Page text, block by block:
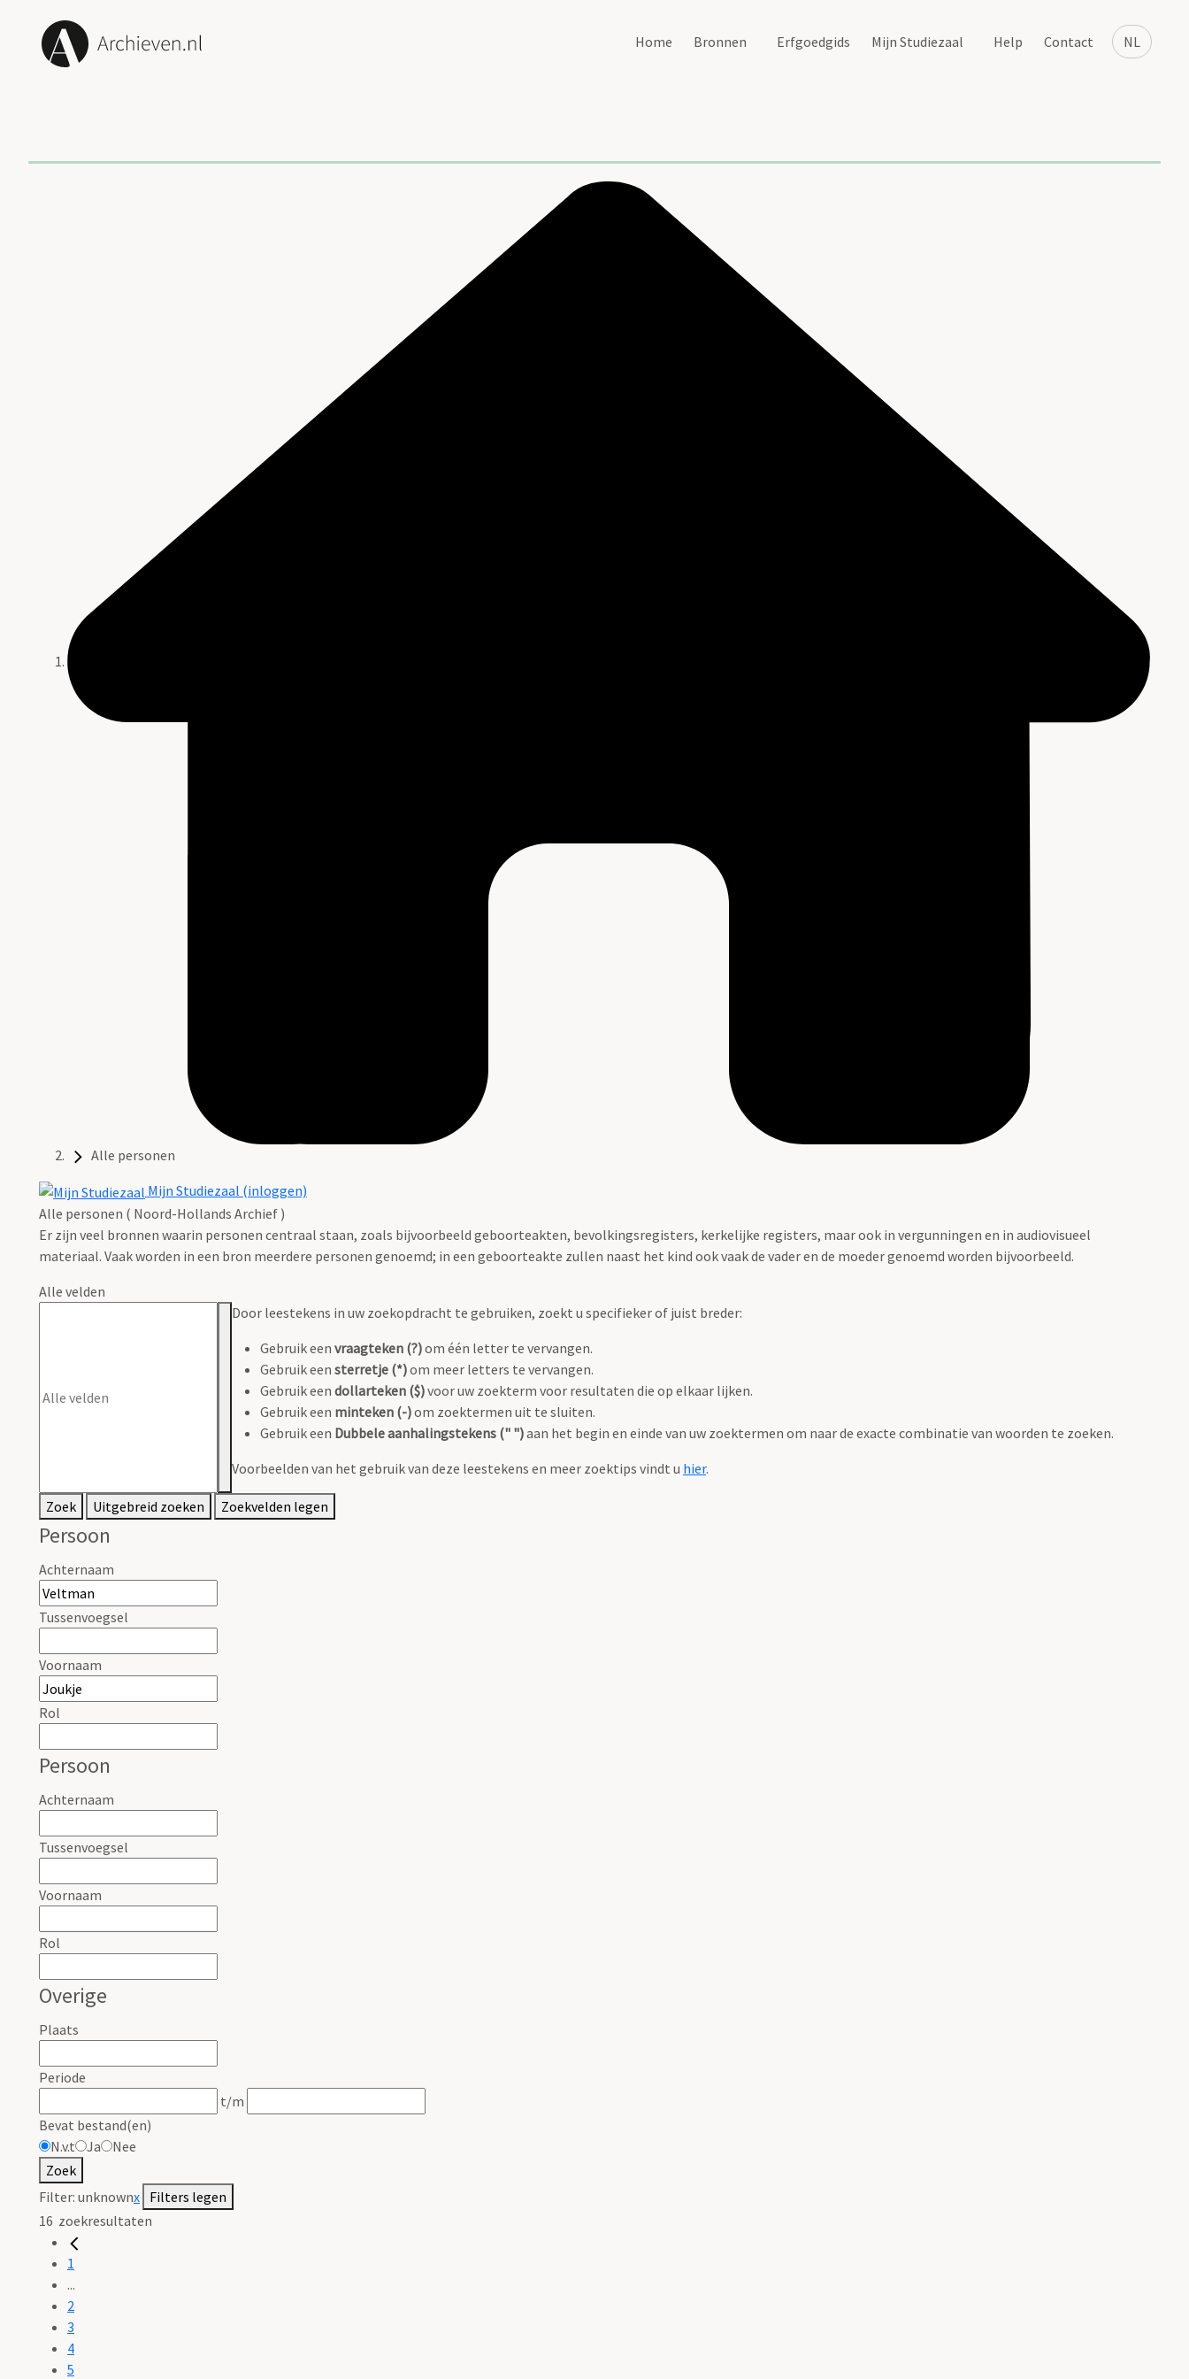
NL
Home Bronnen Erfgoedgids Mijn Studiezaal Help Contact
Alle personen
Mijn Studiezaal (inloggen)
Alle personen ( Noord-Hollands Archief )
Er zijn veel bronnen waarin personen centraal staan, zoals bijvoorbeeld geboorteakten, bevolkingsregisters, kerkelijke registers, maar ook in vergunningen en in audiovisueel
materiaal. Vaak worden in een bron meerdere personen genoemd; in een geboorteakte zullen naast het kind ook vaak de vader en de moeder genoemd worden bijvoorbeeld.
Alle velden
Door leestekens in uw zoekopdracht te gebruiken, zoekt u specifieker of juist breder:
Gebruik een vraagteken (?)om één letter te vervangen.
Gebruik een sterretje (*)om meer letters te vervangen.
Gebruik een dollarteken ($)voor uw zoekterm voor resultaten die op elkaar lijken.
Gebruik een minteken (-)om zoektermen uit te sluiten.
Gebruik een Dubbele aanhalingstekens (" ")aan het begin en einde van uw zoektermen om naar de exacte combinatie van woorden te zoeken.
Voorbeelden van het gebruik van deze leestekens en meer zoektips vindt u hier.
Zoek Uitgebreid zoeken Zoekvelden legen
Persoon
Achternaam
Tussenvoegsel
Voornaam
Rol
Persoon
Achternaam
Tussenvoegsel
Voornaam
Rol
Overige
Plaats
Periode
t/m
Bevat bestand(en)
N.v.t
Ja
Nee
Zoek
Filter: unknownx Filters legen
16 zoekresultaten
1
...
2
3
4
5